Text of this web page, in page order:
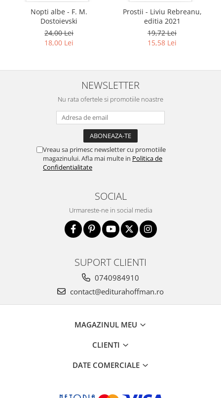
Nopti albe - F. M.
Dostoievski
24,00 Lei
18,00 Lei
Prostii - Liviu Rebreanu,
editia 2021
19,72 Lei
15,58 Lei
NEWSLETTER
Nu rata ofertele si promotiile noastre
Vreau sa primesc newsletter cu promotiile
magazinului. Afla mai multe in Politica de
Confidentialitate
SOCIAL
Urmareste-ne in social media
SUPORT CLIENTI
0740984910
contact@editurahoffman.ro
MAGAZINUL MEU
CLIENTI
DATE COMERCIALE